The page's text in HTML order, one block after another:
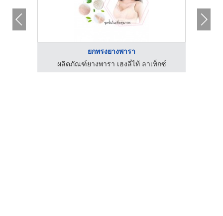
ยกทรงยางพารา
ผลิตภัณฑ์ยางพารา เฮงลี่ไท้ ลาเท็กซ์